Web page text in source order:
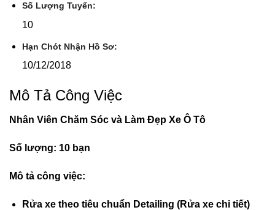
Số Lượng Tuyển:
10
Hạn Chót Nhận Hồ Sơ:
10/12/2018
Mô Tả Công Việc
Nhân Viên Chăm Sóc và Làm Đẹp Xe Ô Tô
Số lượng: 10 bạn
Mô tả công việc:
Rửa xe theo tiêu chuẩn Detailing (Rửa xe chi tiết)